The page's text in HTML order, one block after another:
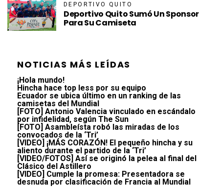
DEPORTIVO QUITO
Deportivo Quito Sumó Un Sponsor
Para Su Camiseta
NOTICIAS MÁS LEÍDAS
¡Hola mundo!
Hincha hace top less por su equipo
Ecuador se ubica último en un ranking de las
camisetas del Mundial
[FOTO] Antonio Valencia vinculado en escándalo
por infidelidad, según The Sun
[FOTO] Asambleísta robó las miradas de los
convocados de la ‘Tri’
[VIDEO] ¡MÁS CORAZÓN! El pequeño hincha y su
aliento durante el partido de la ‘Tri’
[VIDEO/FOTOS] Así se originó la pelea al final del
Clásico del Astillero
[VIDEO] Cumple la promesa: Presentadora se
desnuda por clasificación de Francia al Mundial